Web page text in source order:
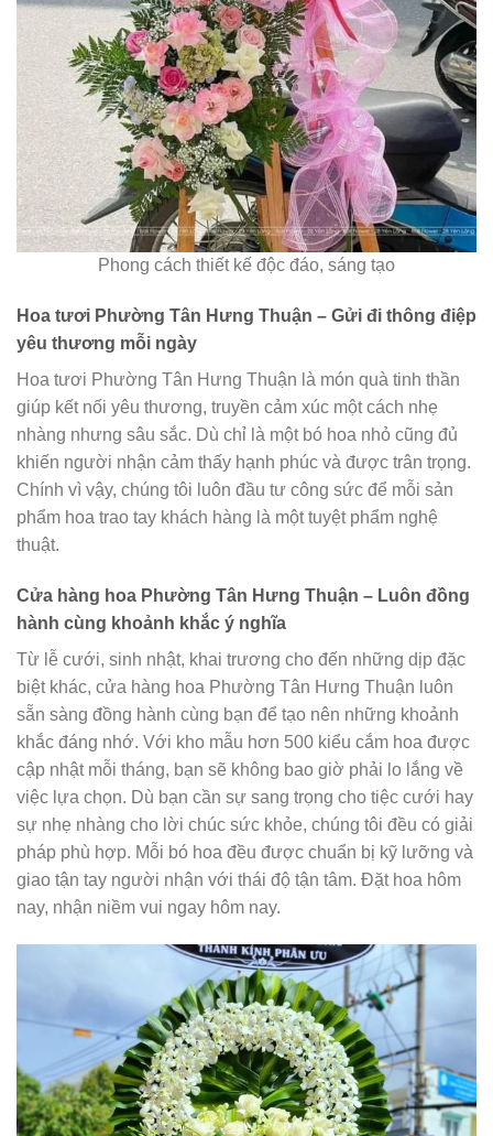
Phong cách thiết kế độc đáo, sáng tạo
Hoa tươi Phường Tân Hưng Thuận – Gửi đi thông điệp
yêu thương mỗi ngày
Hoa tươi Phường Tân Hưng Thuận là món quà tinh thần
giúp kết nối yêu thương, truyền cảm xúc một cách nhẹ
nhàng nhưng sâu sắc. Dù chỉ là một bó hoa nhỏ cũng đủ
khiến người nhận cảm thấy hạnh phúc và được trân trọng.
Chính vì vậy, chúng tôi luôn đầu tư công sức để mỗi sản
phẩm hoa trao tay khách hàng là một tuyệt phẩm nghệ
thuật.
Cửa hàng hoa Phường Tân Hưng Thuận – Luôn đồng
hành cùng khoảnh khắc ý nghĩa
Từ lễ cưới, sinh nhật, khai trương cho đến những dịp đặc
biệt khác, cửa hàng hoa Phường Tân Hưng Thuận luôn
sẵn sàng đồng hành cùng bạn để tạo nên những khoảnh
khắc đáng nhớ. Với kho mẫu hơn 500 kiểu cắm hoa được
cập nhật mỗi tháng, bạn sẽ không bao giờ phải lo lắng về
việc lựa chọn. Dù bạn cần sự sang trọng cho tiệc cưới hay
sự nhẹ nhàng cho lời chúc sức khỏe, chúng tôi đều có giải
pháp phù hợp. Mỗi bó hoa đều được chuẩn bị kỹ lưỡng và
giao tận tay người nhận với thái độ tận tâm. Đặt hoa hôm
nay, nhận niềm vui ngay hôm nay.